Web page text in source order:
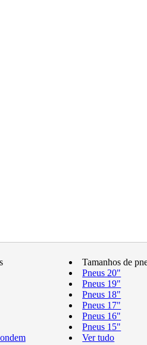
Tamanhos de
Pneus 20"
Pneus 19"
Pneus 18"
Pneus 17"
Pneus 16"
Pneus 15"
Ver tudo